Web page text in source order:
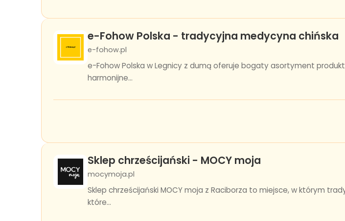
e-Fohow Polska - tradycyjna medycyna chińska
e-fohow.pl
e-Fohow Polska w Legnicy z dumą oferuje bogaty asortyment
harmonijne...
Sklep chrześcijański - MOCY moja
mocymoja.pl
Sklep chrześcijański MOCY moja z Raciborza to miejsce, w którym
które...